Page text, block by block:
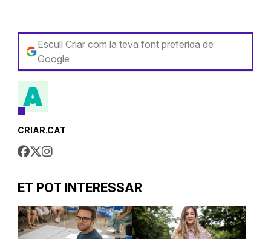
Escull Criar com la teva font preferida de
Google
CRIAR.CAT
ET POT INTERESSAR